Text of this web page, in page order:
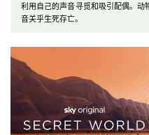
利用自己的声音寻觅和吸引配偶。动
音关乎生死存亡。